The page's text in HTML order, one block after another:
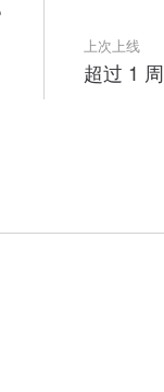
上次上线
超过 1 周